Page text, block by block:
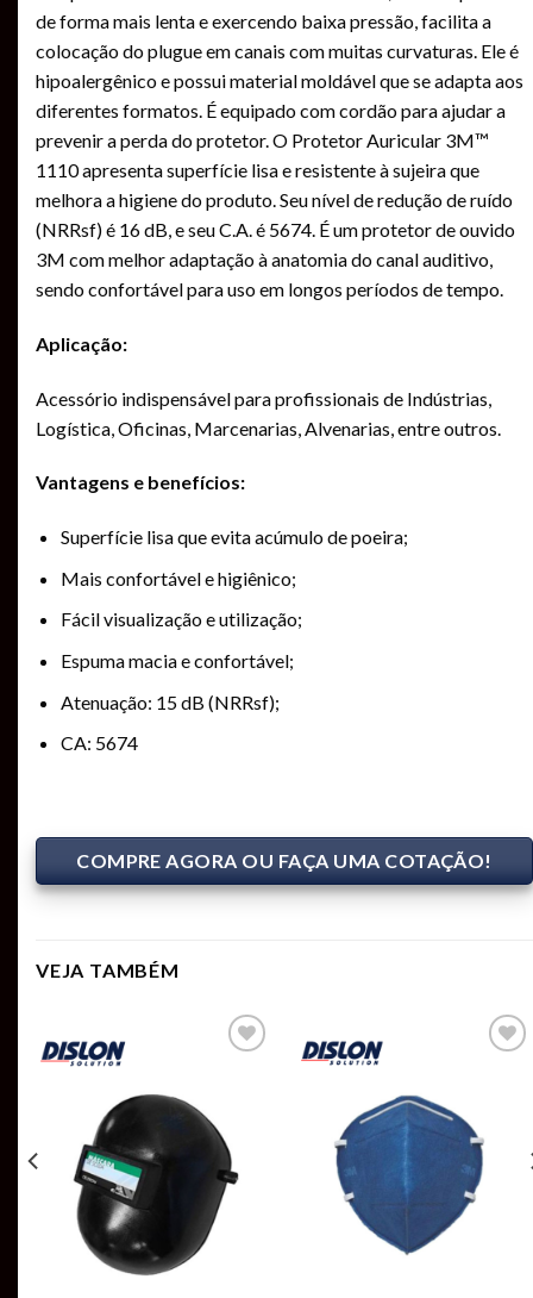
de forma mais lenta e exercendo baixa pressão, facilita a
colocação do plugue em canais com muitas curvaturas. Ele é
hipoalergênico e possui material moldável que se adapta aos
diferentes formatos. É equipado com cordão para ajudar a
prevenir a perda do protetor. O Protetor Auricular 3M™
1110 apresenta superfície lisa e resistente à sujeira que
melhora a higiene do produto. Seu nível de redução de ruído
(NRRsf) é 16 dB, e seu C.A. é 5674. É um protetor de ouvido
3M com melhor adaptação à anatomia do canal auditivo,
sendo confortável para uso em longos períodos de tempo.
Aplicação:
Acessório indispensável para profissionais de Indústrias,
Logística, Oficinas, Marcenarias, Alvenarias, entre outros.
Vantagens e benefícios:
Superfície lisa que evita acúmulo de poeira;
Mais confortável e higiênico;
Fácil visualização e utilização;
Espuma macia e confortável;
Atenuação: 15 dB (NRRsf);
CA: 5674
COMPRE AGORA OU FAÇA UMA COTAÇÃO!
VEJA TAMBÉM
wishlist
wishlist